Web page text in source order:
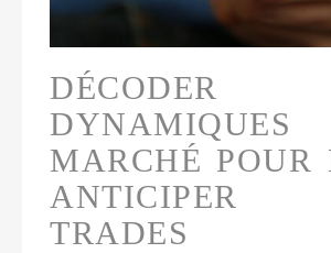
MARCHÉ POUR
TRADES